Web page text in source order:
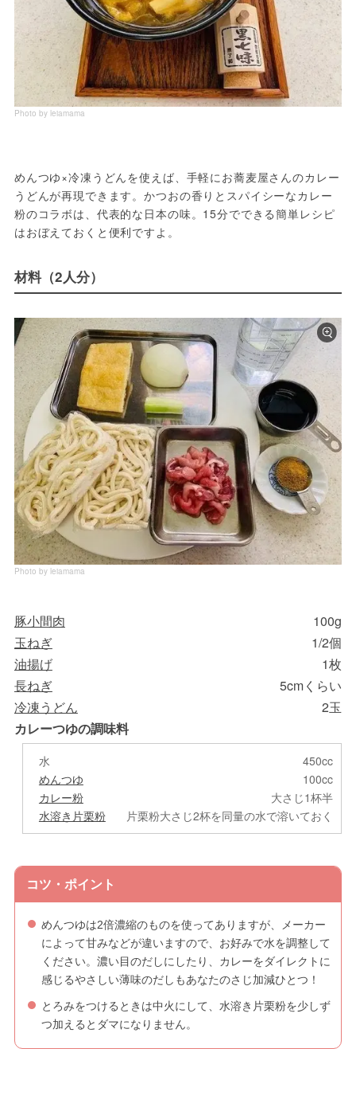
Photo by leiamama
めんつゆ×冷凍うどんを使えば、手軽にお蕎麦屋さんのカレー
うどんが再現できます。かつおの香りとスパイシーなカレー
粉のコラボは、代表的な日本の味。15分でできる簡単レシピ
はおぼえておくと便利ですよ。
材料（2人分）
Photo by leiamama
豚小間肉
100g
玉ねぎ
1/2個
油揚げ
1枚
長ねぎ
5cmくらい
冷凍うどん
2玉
カレーつゆの調味料
水
450cc
めんつゆ
100cc
カレー粉
大さじ1杯半
水溶き片栗粉
片栗粉大さじ2杯を同量の水で溶いておく
コツ・ポイント
めんつゆは2倍濃縮のものを使ってありますが、メーカー
によって甘みなどが違いますので、お好みで水を調整して
ください。濃い目のだしにしたり、カレーをダイレクトに
感じるやさしい薄味のだしもあなたのさじ加減ひとつ！
とろみをつけるときは中火にして、水溶き片栗粉を少しず
つ加えるとダマになりません。